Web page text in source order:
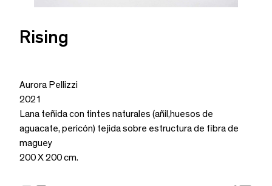
Rising
Aurora Pellizzi
2021
Lana teñida con tintes naturales (añil,huesos de
aguacate, pericón) tejida sobre estructura de fibra de
maguey
200 X 200 cm.